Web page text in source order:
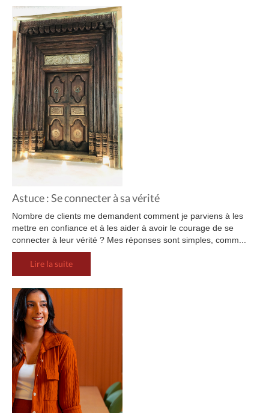
Astuce : Se connecter à sa vérité
Nombre de clients me demandent comment je parviens à les
mettre en confiance et à les aider à avoir le courage de se
connecter à leur vérité ? Mes réponses sont simples, comm...
Lire la suite